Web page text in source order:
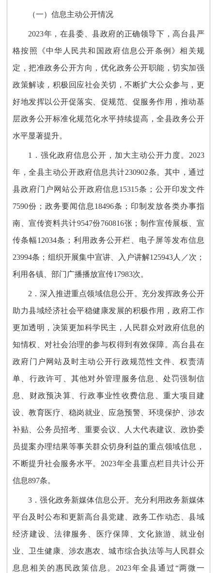
（一）信息主动公开情况
2023年，在县委、县政府的正确领导下，高台县严
格按照《中华人民共和国政府信息公开条例》相关规
定，把准政务公开方向，优化政务公开职能，切实加强
政策解读，积极回应社会关切，不断扩大公众参与，更
好地发挥以公开促落实、促规范、促服务作用，推动基
层政务公开标准化规范化水平持续提高，全县政务公开
水平显著提升。
1．强化政府信息公开，加大主动公开力度。 2023
年 ，全县主动公开政府信息共计230902条。其中，通过
县政府门户网站公开政府信息 15315条 ； 公开印发文件
7590份；政务要闻信息18496条； 印制发放各类办事指
南、宣传资料共计9547份760816张； 制作宣传展板、宣
传条幅12034条 ； 利用政务公开栏、电子屏等发布信息
23994条；组织开展集中宣讲、入户讲解125943人／次；
利用各镇、部门广播播放宣传17983次。
2．深入推进重点领域信息公开。 充分发挥政务公开
助力县域经济社会平稳健康发展的积极作用，政府工作
更加透明，决策更加科学民主，人民群众对政府信息的
知情权、对社会治理的参与权得到有效保障。高台县在
政府门户网站 及时主动公开行政规范性文件、权责清
单、行政许可、其他对外管理服务信息、处罚强制信
息、财政预决算、行政事业性收费信息、重大项目建
设、教育医疗、稳岗就业、应急预警、环境保护、涉农
补贴、公务员招考、重要会议、人大代表建议、政协委
员提案办理结果等事关群众切身利益的重点领域信息 ，
不断提升社会服务水平。 2023年全县重点栏目共计公开
信息897条。
3．强化政务新媒体信息公开。 充分利用政务新媒体
平台及时公布和更新高台县党建、政务工作动态、县域
经济建设、法律服务、 医疗保障、文化旅游、就业创
业 卫生健康 、涉农惠农 、城市综合执法等与人民群众
息息相关的惠民政策信息 。2023年全县通过“两微一